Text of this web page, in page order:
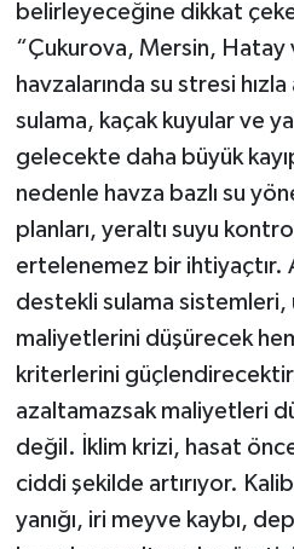
belirleyeceğine dikkat
“Çukurova, Mersin, Hatay
havzalarında su stresi
sulama, kaçak kuyular ve
gelecekte daha büyük
nedenle havza bazlı su
planları, yeraltı suyu
ertelenemez bir ihtiyaçtır.
destekli sulama sistemleri,
maliyetlerini düşürecek
kriterlerini güçlendirecektir.
azaltamazsak maliyetleri
değil. İklim krizi, hasat
ciddi şekilde artırıyor.
yanığı, iri meyve kaybı,